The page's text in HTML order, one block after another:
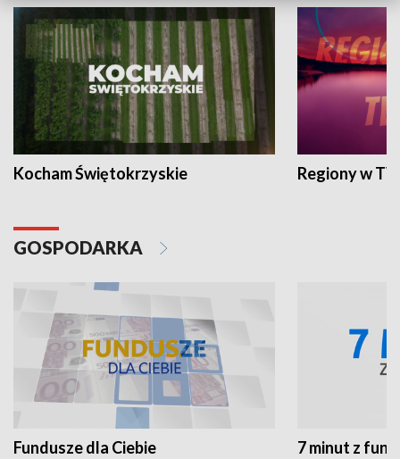
Kocham Świętokrzyskie Regiony w
GOSPODARKA
Fundusze dla Ciebie 7 minut z